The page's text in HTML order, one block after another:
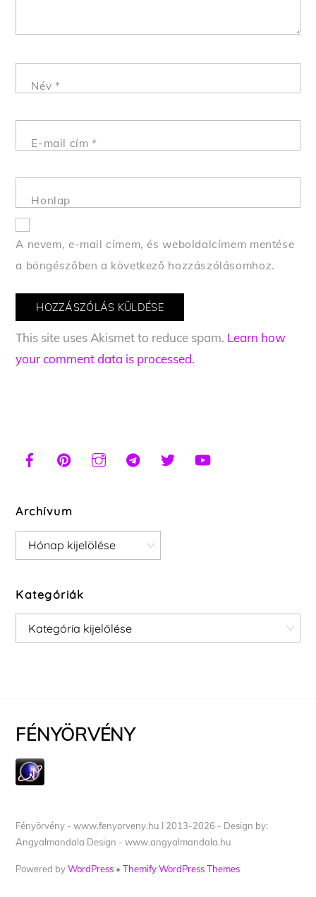
Név *
E-mail cím*
Honlap
A nevem, e-mail címem, és weboldalcímem mentése
a böngészőben a következő hozzászólásomhoz.
This site uses Akismet to reduce spam. Learn how
your comment data is processed.
Archívum
Archívum
Kategóriák
Kategóriák
FÉNYÖRVÉNY
Fényörvény - www.fenyorveny.hu I 2013-2026 - Design by:
Angyalmandala Design - www.angyalmandala.hu
Powered byWordPress •Themify WordPress Themes